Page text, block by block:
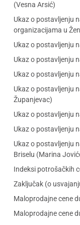
(Vesna Arsić)
Ukaz o postavljenju
organizacijama u
Ukaz o postavljenju
Ukaz o postavljenju
Ukaz o postavljenju
Ukaz o postavljenju
Županjevac)
Ukaz o postavljenju
Ukaz o postavljenju
Ukaz o postavljenju
Briselu (Marina
Indeksi potrošačkih
Zaključak (o
Maloprodajne cene
Maloprodajne cene